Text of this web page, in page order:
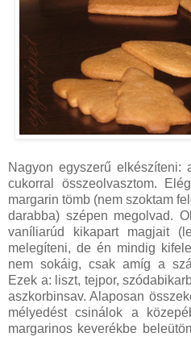
Nagyon egyszerű
cukorral összeolvasztom.
margarin tömb (nem szoktam
darabba) szépen megolvad.
vaníliarúd kikapart magjait
melegíteni, de én mindig
nem sokáig, csak amíg a
Ezek a: liszt, tejpor,
aszkorbinsav. Alaposan
mélyedést csinálok a
margarinos keverékbe